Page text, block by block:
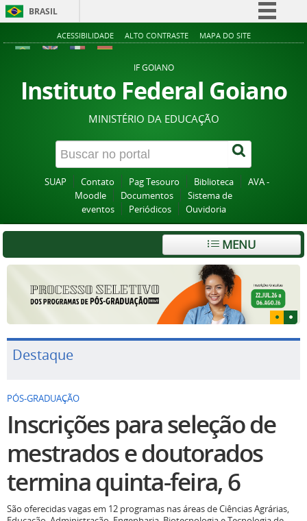
BRASIL
Simplifique!
Acesso à informação
Legislação
Canais
ACESSIBILIDADE ALTO CONTRASTE MAPA DO SITE
IF GOIANO
Instituto Federal Goiano
MINISTÉRIO DA EDUCAÇÃO
SUAP Contato Pag Tesouro Biblioteca
AVA -
Moodle
Documentos
Sistema de
eventos
Periódicos Ouvidoria
MENU
Destaque
PÓS-GRADUAÇÃO
Inscrições para seleção de
mestrados e doutorados
termina quinta-feira, 6
São oferecidas vagas em 12 programas nas áreas de Ciências Agrárias,